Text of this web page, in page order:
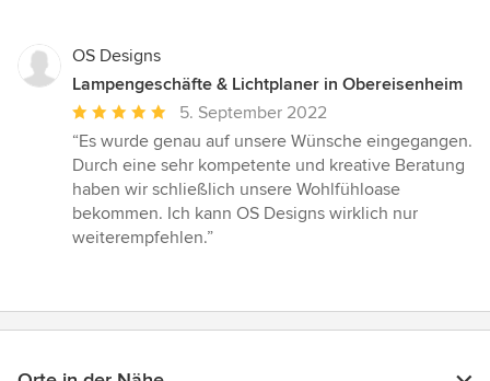
OS Designs
Lampengeschäfte & Lichtplaner in Obereisenheim
Durchschnittliche
Bewertung:
5
von
5
Sternen
5. September 2022
“Es wurde genau auf unsere Wünsche eingegangen.
Durch eine sehr kompetente und kreative Beratung
haben wir schließlich unsere Wohlfühloase
bekommen. Ich kann OS Designs wirklich nur
weiterempfehlen.”